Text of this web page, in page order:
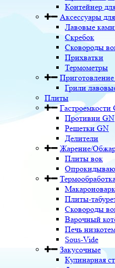
Контейнер
Аксессуары
Лавовые
Скребок
Сковороды
Прихватки
Термометры
Грили
Плиты
Гастроемкости
Противни GN
Решетки GN
Делители
Жарение/
Плиты вок
Плиты-
Сковороды
Варочный
Печь
Sous-Vide
Закусочные
Кулинарная